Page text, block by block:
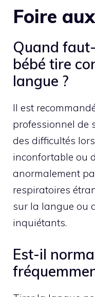
Foire
Quand
bébé tire
langue ?
Il est
professionnel de
des difficultés
inconfortable ou
anormalement
respiratoires
sur la langue ou
inquiétants.
Est-il